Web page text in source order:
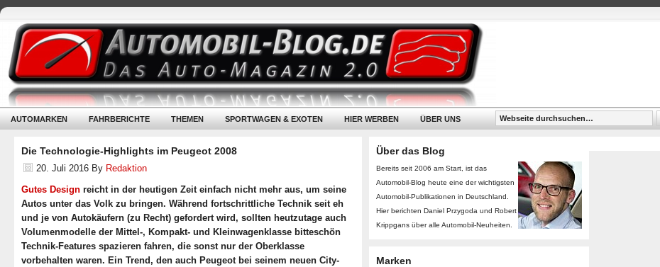
AUTOMARKEN FAHRBERICHTE THEMEN SPORTWAGEN & EXOTEN HIER WERBEN ÜBER UNS
Die Technologie-Highlights im Peugeot 2008
20. Juli 2016 By Redaktion
Gutes Design reicht in der heutigen Zeit einfach nicht mehr aus, um seine
Autos unter das Volk zu bringen. Während fortschrittliche Technik seit eh
und je von Autokäufern (zu Recht) gefordert wird, sollten heutzutage auch
Volumenmodelle der Mittel-, Kompakt- und Kleinwagenklasse bitteschön
Technik-Features spazieren fahren, die sonst nur der Oberklasse
vorbehalten waren. Ein Trend, den auch Peugeot bei seinem neuen City-
Über das Blog
Bereits seit 2006 am Start, ist das
Automobil-Blog heute eine der wichtigsten
Automobil-Publikationen in Deutschland.
Hier berichten Daniel Przygoda und Robert
Krippgans über alle Automobil-Neuheiten.
Marken